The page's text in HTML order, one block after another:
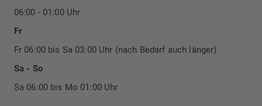
06:00 - 01:00 Uhr
Fr
Fr 06:00 bis Sa 03:00 Uhr (nach Bedarf auch länger)
Sa - So
Sa 06:00 bis Mo 01:00 Uhr